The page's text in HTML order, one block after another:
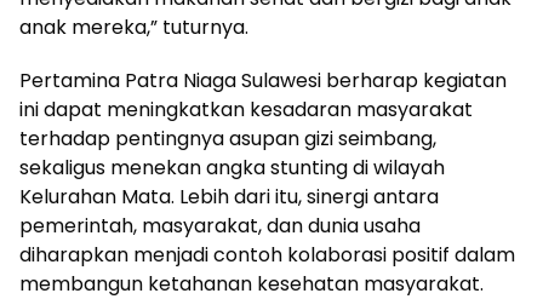
anak mereka,” tuturnya.
Pertamina Patra Niaga Sulawesi berharap kegiatan
ini dapat meningkatkan kesadaran masyarakat
terhadap pentingnya asupan gizi seimbang,
sekaligus menekan angka stunting di wilayah
Kelurahan Mata. Lebih dari itu, sinergi antara
pemerintah, masyarakat, dan dunia usaha
diharapkan menjadi contoh kolaborasi positif dalam
membangun ketahanan kesehatan masyarakat.